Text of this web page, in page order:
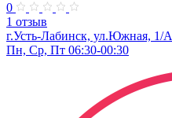
0
1 отзыв
г.Усть-Лабинск, ул.Южная, 1/А
Пн, Ср, Пт 06:30-00:30